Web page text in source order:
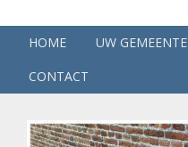
HOME UW GEMEENTE
CONTACT